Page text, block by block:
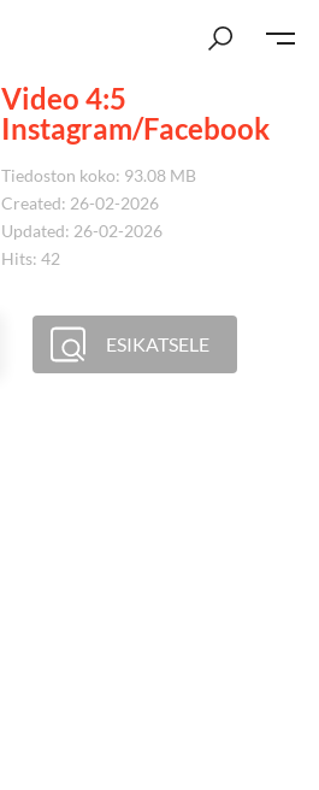
Video 4:5
Instagram/Facebook
Tiedoston koko: 93.08 MB
Created: 26-02-2026
Updated: 26-02-2026
Hits: 42
ESIKATSELE